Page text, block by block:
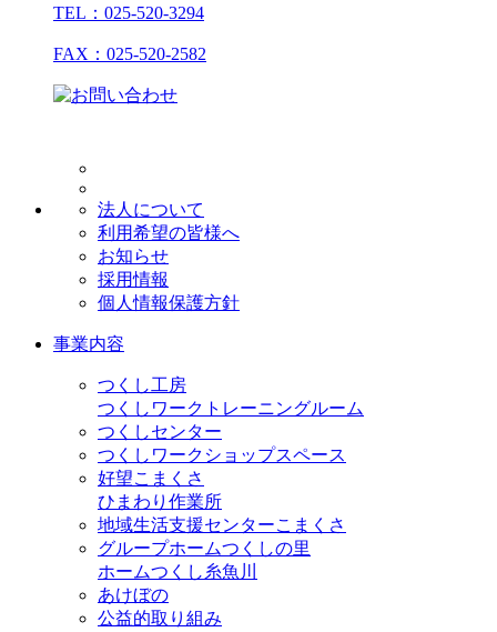
TEL：025-520-3294
FAX：025-520-2582
法人について
利用希望の皆様へ
お知らせ
採用情報
個人情報保護方針
事業内容
つくし工房
つくしワークトレーニングルーム
つくしセンター
つくしワークショップスペース
好望こまくさ
ひまわり作業所
地域生活支援センターこまくさ
グループホームつくしの里
ホームつくし糸魚川
あけぼの
公益的取り組み